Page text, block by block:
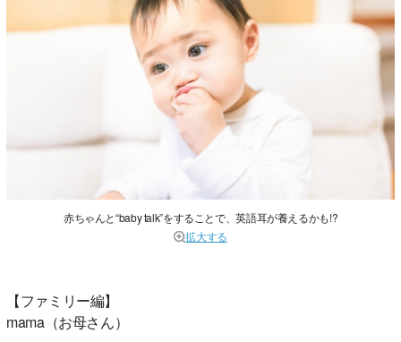
赤ちゃんと“baby talk”をすることで、英語耳が養えるかも!?
拡大する
【ファミリー編】
mama（お母さん）